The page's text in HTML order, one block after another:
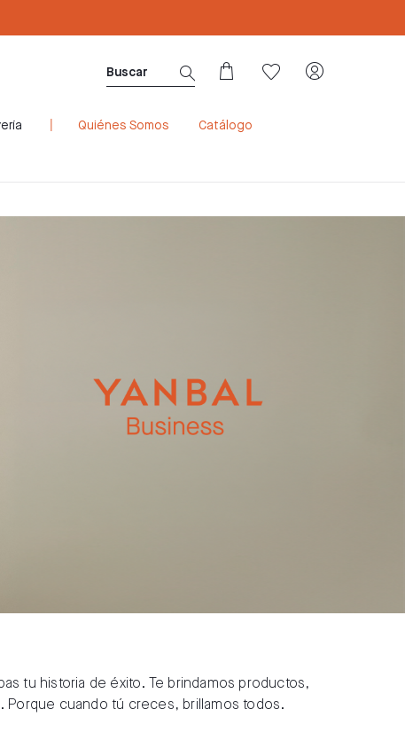
Quiénes Somos Catálogo
tu historia de éxito. Te brindamos productos,
Porque cuando tú creces, brillamos todos.